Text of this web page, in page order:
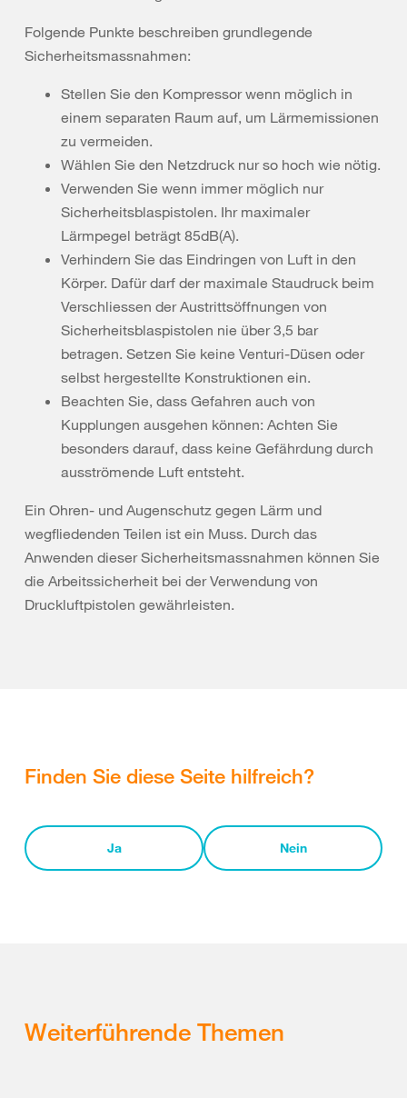
Folgende Punkte beschreiben grundlegende
Sicherheitsmassnahmen:
Stellen Sie den Kompressor wenn möglich in
einem separaten Raum auf, um Lärmemissionen
zu vermeiden.
Wählen Sie den Netzdruck nur so hoch wie nötig.
Verwenden Sie wenn immer möglich nur
Sicherheitsblaspistolen. Ihr maximaler
Lärmpegel beträgt 85dB(A).
Verhindern Sie das Eindringen von Luft in den
Körper. Dafür darf der maximale Staudruck beim
Verschliessen der Austrittsöffnungen von
Sicherheitsblaspistolen nie über 3,5 bar
betragen. Setzen Sie keine Venturi-Düsen oder
selbst hergestellte Konstruktionen ein.
Beachten Sie, dass Gefahren auch von
Kupplungen ausgehen können: Achten Sie
besonders darauf, dass keine Gefährdung durch
ausströmende Luft entsteht.
Ein Ohren- und Augenschutz gegen Lärm und
wegfliedenden Teilen ist ein Muss. Durch das
Anwenden dieser Sicherheitsmassnahmen können Sie
die Arbeitssicherheit bei der Verwendung von
Druckluftpistolen gewährleisten.
Finden Sie diese Seite hilfreich?
Ja Nein
Weiterführende Themen